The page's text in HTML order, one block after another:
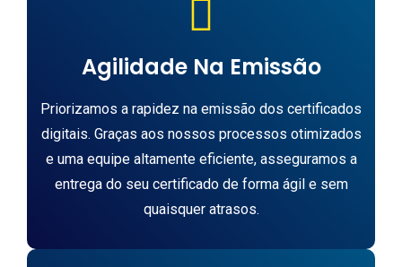
Agilidade Na Emissão
Priorizamos a rapidez na emissão dos certificados
digitais. Graças aos nossos processos otimizados
e uma equipe altamente eficiente, asseguramos a
entrega do seu certificado de forma ágil e sem
quaisquer atrasos.